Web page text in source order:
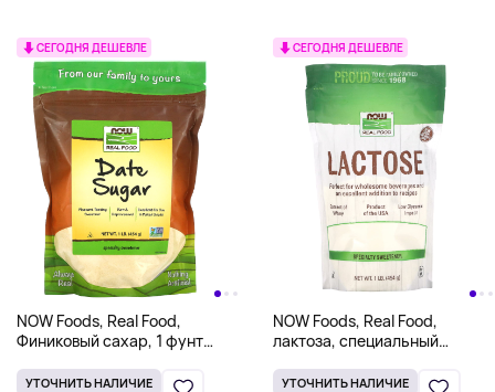
СЕГОДНЯ ДЕШЕВЛЕ
NOW Foods, Real Food,
Финиковый сахар, 1 фунт
УТОЧНИТЬ НАЛИЧИЕ
СЕГОДНЯ ДЕШЕВЛЕ
NOW Foods, Real Food,
лактоза, специальный
фунт)
УТОЧНИТЬ НАЛИЧИЕ